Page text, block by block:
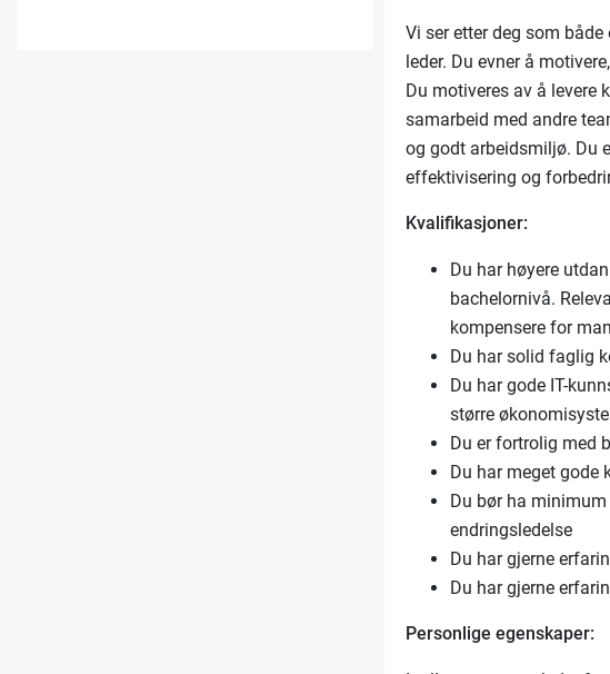
Vi ser etter deg som
leder. Du evner å
Du motiveres av å levere
samarbeid med andre
og godt arbeidsmiljø. Du
effektivisering og
Kvalifikasjoner:
Du har høyere
bachelornivå.
kompensere for
Du har solid faglig
Du har gode IT-
større
Du er fortrolig med
Du har meget gode
Du bør ha
endringsledelse
Du har gjerne
Du har gjerne
Personlige egenskaper: